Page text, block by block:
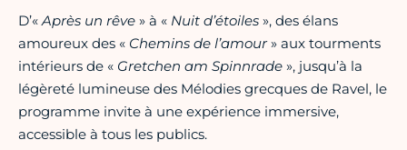
D’«Après un rêve » à « Nuit d’étoiles », des élans
amoureux des « Chemins de l’amour» aux tourments
intérieurs de « Gretchen am Spinnrade », jusqu’à la
légèreté lumineuse des Mélodies grecques de Ravel, le
programme invite à une expérience immersive,
accessible à tous les publics.